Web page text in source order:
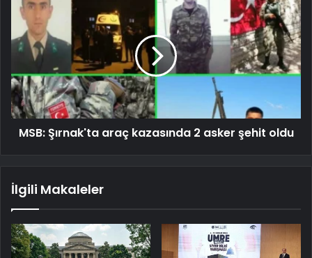
MSB: Şırnak'ta araç kazasında 2 asker şehit oldu
İlgili Makaleler